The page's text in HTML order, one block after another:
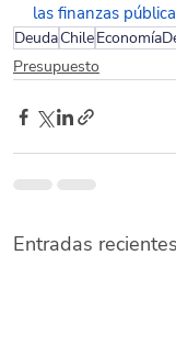
las finanzas
DeudaChile
Presupuesto
Entradas recientes